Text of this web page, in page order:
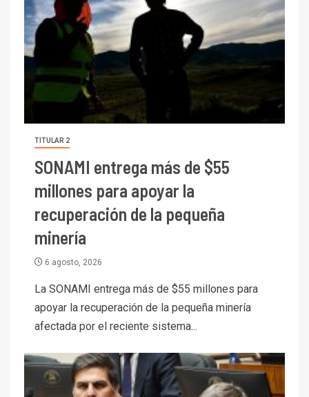
TITULAR 2
SONAMI entrega más de $55
millones para apoyar la
recuperación de la pequeña
minería
6 agosto, 2026
La SONAMI entrega más de $55 millones para
apoyar la recuperación de la pequeña minería
afectada por el reciente sistema...